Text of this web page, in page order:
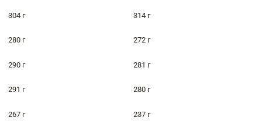
304 г 314 г
280 г 272 г
290 г 281 г
291 г 280 г
267 г 237 г